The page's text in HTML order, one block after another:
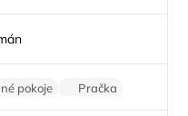
pokoje
Pračka